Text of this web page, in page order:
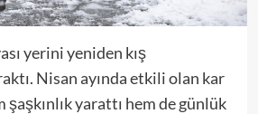
yerini yeniden kış
Nisan ayında etkili olan kar
şaşkınlık yarattı hem de günlük